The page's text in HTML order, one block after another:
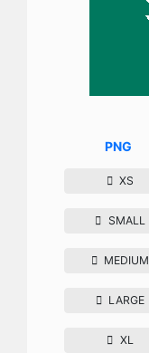
PNG
XS
SMALL
MEDIUM
LARGE
XL